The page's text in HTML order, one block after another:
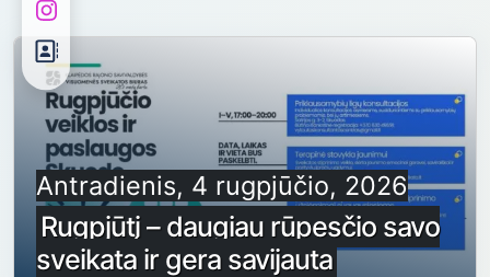
Antradienis, 4 rugpjūčio, 2026
Rugpjūtį – daugiau rūpesčio savo
sveikata ir gera savijauta